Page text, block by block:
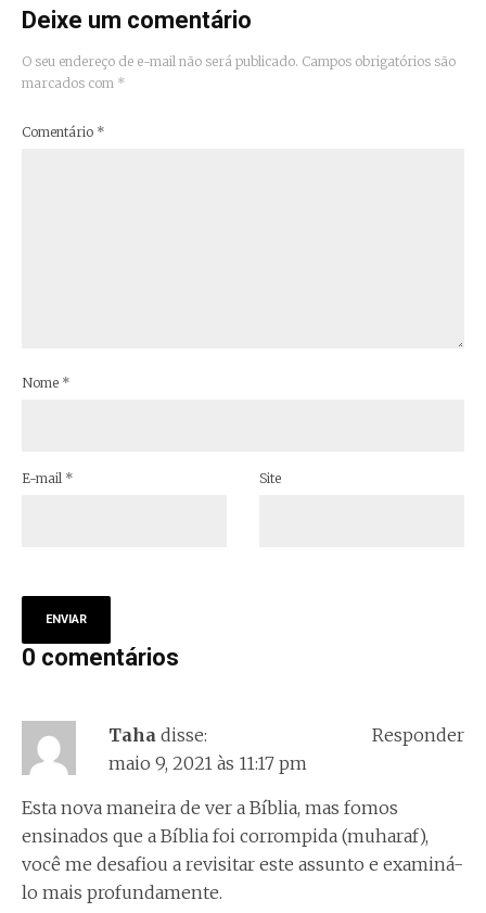
Deixe um comentário
O seu endereço de e-mail não será publicado. Campos obrigatórios são
marcados com *
Comentário *
Nome *
E-mail * Site
0 comentários
Taha disse:
maio 9, 2021 às 11:17 pm
Esta nova maneira de ver a Bíblia, mas fomos
ensinados que a Bíblia foi corrompida (muharaf),
você me desafiou a revisitar este assunto e examiná-
lo mais profundamente.
Responder